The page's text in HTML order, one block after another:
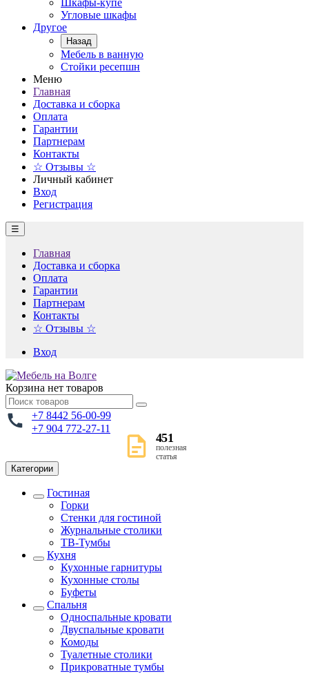
Шкафы-купе
Угловые шкафы
Другое
Назад
Мебель в ванную
Стойки ресепшн
Меню
Главная
Доставка и сборка
Оплата
Гарантии
Партнерам
Контакты
☆ Отзывы ☆
Личный кабинет
Вход
Регистрация
☰
Главная
Доставка и сборка
Оплата
Гарантии
Партнерам
Контакты
☆ Отзывы ☆
Вход
Корзина нет товаров
+7 8442 56-00-99
+7 904 772-27-11
451
полезная
статья
Категории
Гостиная
Горки
Стенки для гостиной
Журнальные столики
TВ-Тумбы
Кухня
Кухонные гарнитуры
Кухонные столы
Буфеты
Спальня
Односпальные кровати
Двуспальные кровати
Комоды
Туалетные столики
Прикроватные тумбы